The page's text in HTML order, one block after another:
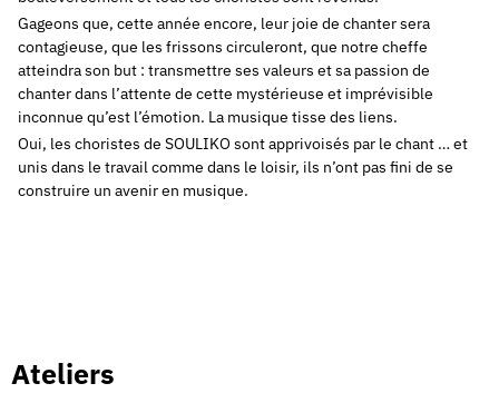
Gageons que, cette année encore, leur joie de chanter sera
contagieuse, que les frissons circuleront, que notre cheffe
atteindra son but : transmettre ses valeurs et sa passion de
chanter dans l’attente de cette mystérieuse et imprévisible
inconnue qu’est l’émotion. La musique tisse des liens.
Oui, les choristes de SOULIKO sont apprivoisés par le chant … et
unis dans le travail comme dans le loisir, ils n’ont pas fini de se
construire un avenir en musique.
Ateliers